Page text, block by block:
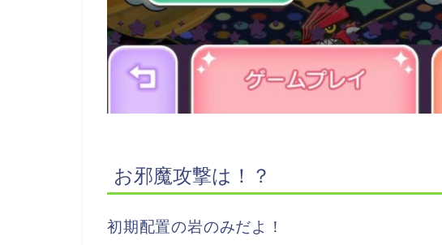
お邪魔攻撃は！？
初期配置の岩のみだよ！